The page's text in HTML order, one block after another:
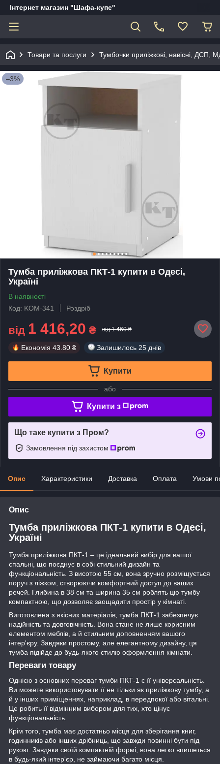
Інтернет магазин "Шафа-купе"
Товари та послуги Тумбочки приліжкові, навісні,
–3%
Тумба приліжкова ПКТ-1 купити в Одесі,
Україні
В наявності
Код: KOM-341
Роздріб
від 1 416,20 ₴ від 1 460 ₴
Економія 43.80 ₴ Залишилось 25 днів
Купити
або
Купити з
Що таке купити з Пром?
Замовлення під захистом
Опис Характеристики Доставка Оплата Умови
Опис
Тумба приліжкова ПКТ-1 купити в Одесі,
Україні
Тумба приліжкова ПКТ-1 – це ідеальний вибір для вашої
спальні, що поєднує в собі стильний дизайн та
функціональність. З висотою 55 см, вона зручно розміщується
поруч з ліжком, створюючи комфортний доступ до ваших
речей. Глибина в 38 см та ширина 35 см роблять цю тумбу
компактною, що дозволяє заощадити простір у кімнаті.
Виготовлена з якісних матеріалів, тумба ПКТ-1 забезпечує
надійність та довговічність. Вона стане не лише корисним
елементом меблів, а й стильним доповненням вашого
інтер'єру. Завдяки простому, але елегантному дизайну, ця
тумба підійде до будь-якого стилю оформлення кімнати.
Переваги товару
Однією з основних переваг тумби ПКТ-1 є її універсальність.
Ви можете використовувати її не тільки як приліжкову тумбу, а
й у інших приміщеннях, наприклад, в передпокої або вітальні.
Це робить її відмінним вибором для тих, хто цінує
функціональність.
Крім того, тумба має достатньо місця для зберігання книг,
годинників або інших дрібниць, що завжди повинні бути під
рукою. Завдяки своїй компактній формі, вона легко впишеться
в будь-який інтер'єр, не займаючи багато місця.